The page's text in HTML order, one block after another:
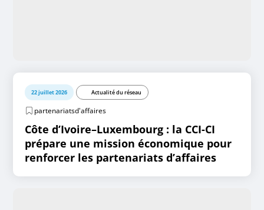
22 juillet 2026 Actualité du réseau
partenariatsd'affaires
Côte d’Ivoire–Luxembourg : la CCI-CI
prépare une mission économique pour
renforcer les partenariats d’affaires